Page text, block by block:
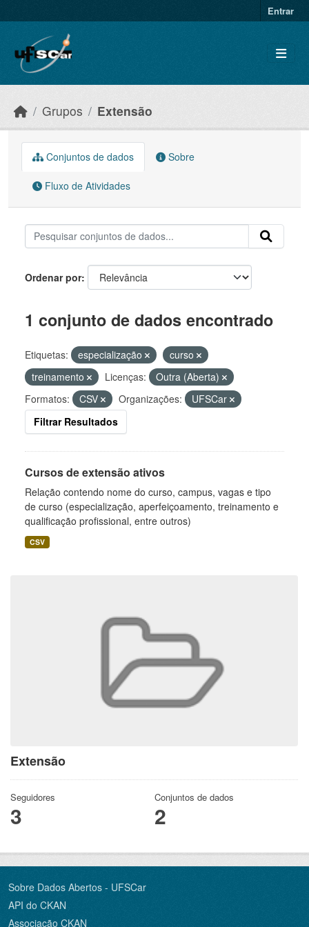
Entrar
Grupos Extensão
Extensão
Seguidores
3
Conjuntos de dados
2
Conjuntos de dados Sobre
Fluxo de Atividades
Ordenar por
1 conjunto de dados encontrado
Etiquetas: especialização
curso
treinamento
Licenças:
Outra (Aberta)
Formatos:
CSV Organizações:
UFSCar
Filtrar Resultados
Cursos de extensão ativos
Relação contendo nome do curso, campus, vagas e tipo
de curso (especialização, aperfeiçoamento, treinamento e
qualificação profissional, entre outros)
CSV
Sobre Dados Abertos - UFSCar
API do CKAN
Associação CKAN